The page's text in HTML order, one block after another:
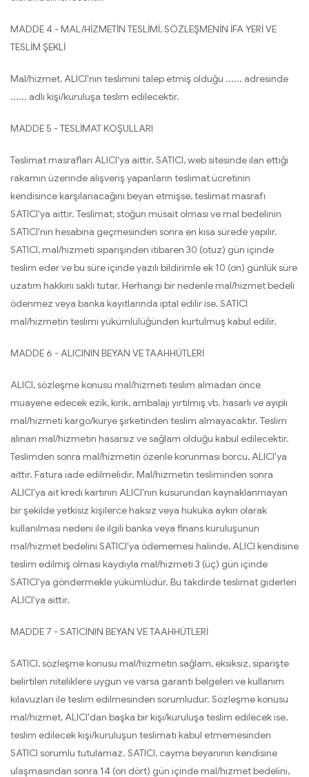
MADDE 4 - MAL/HİZMETİN TESLİMİ, SÖZLEŞMENİN İFA YERİ VE
TESLİM ŞEKLİ
Mal/hizmet, ALICI'nın teslimini talep etmiş olduğu ...... adresinde
...... adlı kişi/kuruluşa teslim edilecektir.
MADDE 5 - TESLİMAT KOŞULLARI
Teslimat masrafları ALICI'ya aittir. SATICI, web sitesinde ilan ettiği
rakamın üzerinde alışveriş yapanların teslimat ücretinin
kendisince karşılanacağını beyan etmişse, teslimat masrafı
SATICI'ya aittir. Teslimat; stoğun müsait olması ve mal bedelinin
SATICI'nın hesabına geçmesinden sonra en kısa sürede yapılır.
SATICI, mal/hizmeti siparişinden itibaren 30 (otuz) gün içinde
teslim eder ve bu süre içinde yazılı bildirimle ek 10 (on) günlük süre
uzatım hakkını saklı tutar. Herhangi bir nedenle mal/hizmet bedeli
ödenmez veya banka kayıtlarında iptal edilir ise, SATICI
mal/hizmetin teslimi yükümlülüğünden kurtulmuş kabul edilir.
MADDE 6 - ALICININ BEYAN VE TAAHHÜTLERİ
ALICI, sözleşme konusu mal/hizmeti teslim almadan önce
muayene edecek ezik, kırık, ambalajı yırtılmış vb. hasarlı ve ayıplı
mal/hizmeti kargo/kurye şirketinden teslim almayacaktır. Teslim
alınan mal/hizmetin hasarsız ve sağlam olduğu kabul edilecektir.
Teslimden sonra mal/hizmetin özenle korunması borcu, ALICI'ya
aittir. Fatura iade edilmelidir. Mal/hizmetin tesliminden sonra
ALICI'ya ait kredi kartının ALICI'nın kusurundan kaynaklanmayan
bir şekilde yetkisiz kişilerce haksız veya hukuka aykırı olarak
kullanılması nedeni ile ilgili banka veya finans kuruluşunun
mal/hizmet bedelini SATICI'ya ödememesi halinde, ALICI kendisine
teslim edilmiş olması kaydıyla mal/hizmeti 3 (üç) gün içinde
SATICI'ya göndermekle yükümlüdür. Bu takdirde teslimat giderleri
ALICI'ya aittir.
MADDE 7 - SATICININ BEYAN VE TAAHHÜTLERİ
SATICI, sözleşme konusu mal/hizmetin sağlam, eksiksiz, siparişte
belirtilen niteliklere uygun ve varsa garanti belgeleri ve kullanım
kılavuzları ile teslim edilmesinden sorumludur. Sözleşme konusu
mal/hizmet, ALICI'dan başka bir kişi/kuruluşa teslim edilecek ise,
teslim edilecek kişi/kuruluşun teslimatı kabul etmemesinden
SATICI sorumlu tutulamaz. SATICI, cayma beyanının kendisine
ulaşmasından sonra 14 (on dört) gün içinde mal/hizmet bedelini,